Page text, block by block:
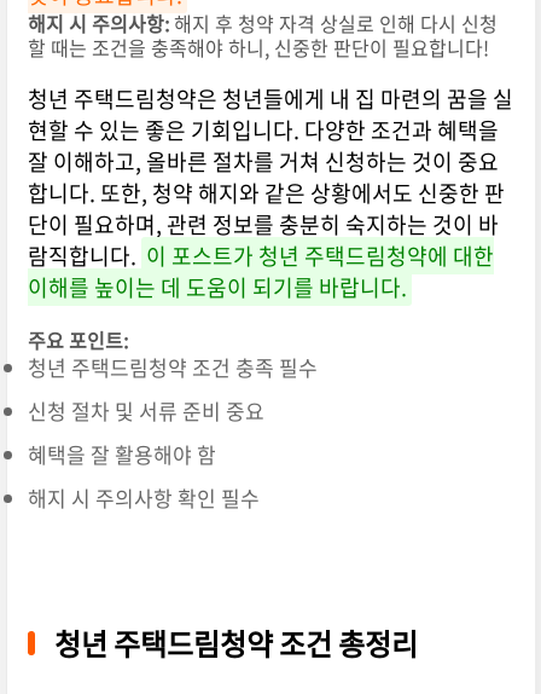
해지 시 주의사항:해지 후 청약 자격 상실로 인해 다시 신청
할 때는 조건을 충족해야 하니, 신중한 판단이 필요합니다!
청년 주택드림청약은 청년들에게 내 집 마련의 꿈을 실
현할 수 있는 좋은 기회입니다. 다양한 조건과 혜택을
잘 이해하고, 올바른 절차를 거쳐 신청하는 것이 중요
합니다. 또한, 청약 해지와 같은 상황에서도 신중한 판
단이 필요하며, 관련 정보를 충분히 숙지하는 것이 바
람직합니다. 이 포스트가 청년 주택드림청약에 대한
이해를 높이는 데 도움이 되기를 바랍니다.
주요 포인트:
청년 주택드림청약 조건 충족 필수
신청 절차 및 서류 준비 중요
혜택을 잘 활용해야 함
해지 시 주의사항 확인 필수
청년 주택드림청약 조건 총정리